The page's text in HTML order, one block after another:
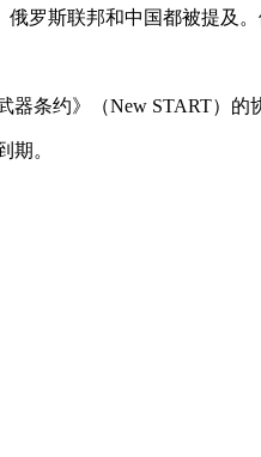
罗斯联邦和中国都被提及
条约》（New START）的
期。